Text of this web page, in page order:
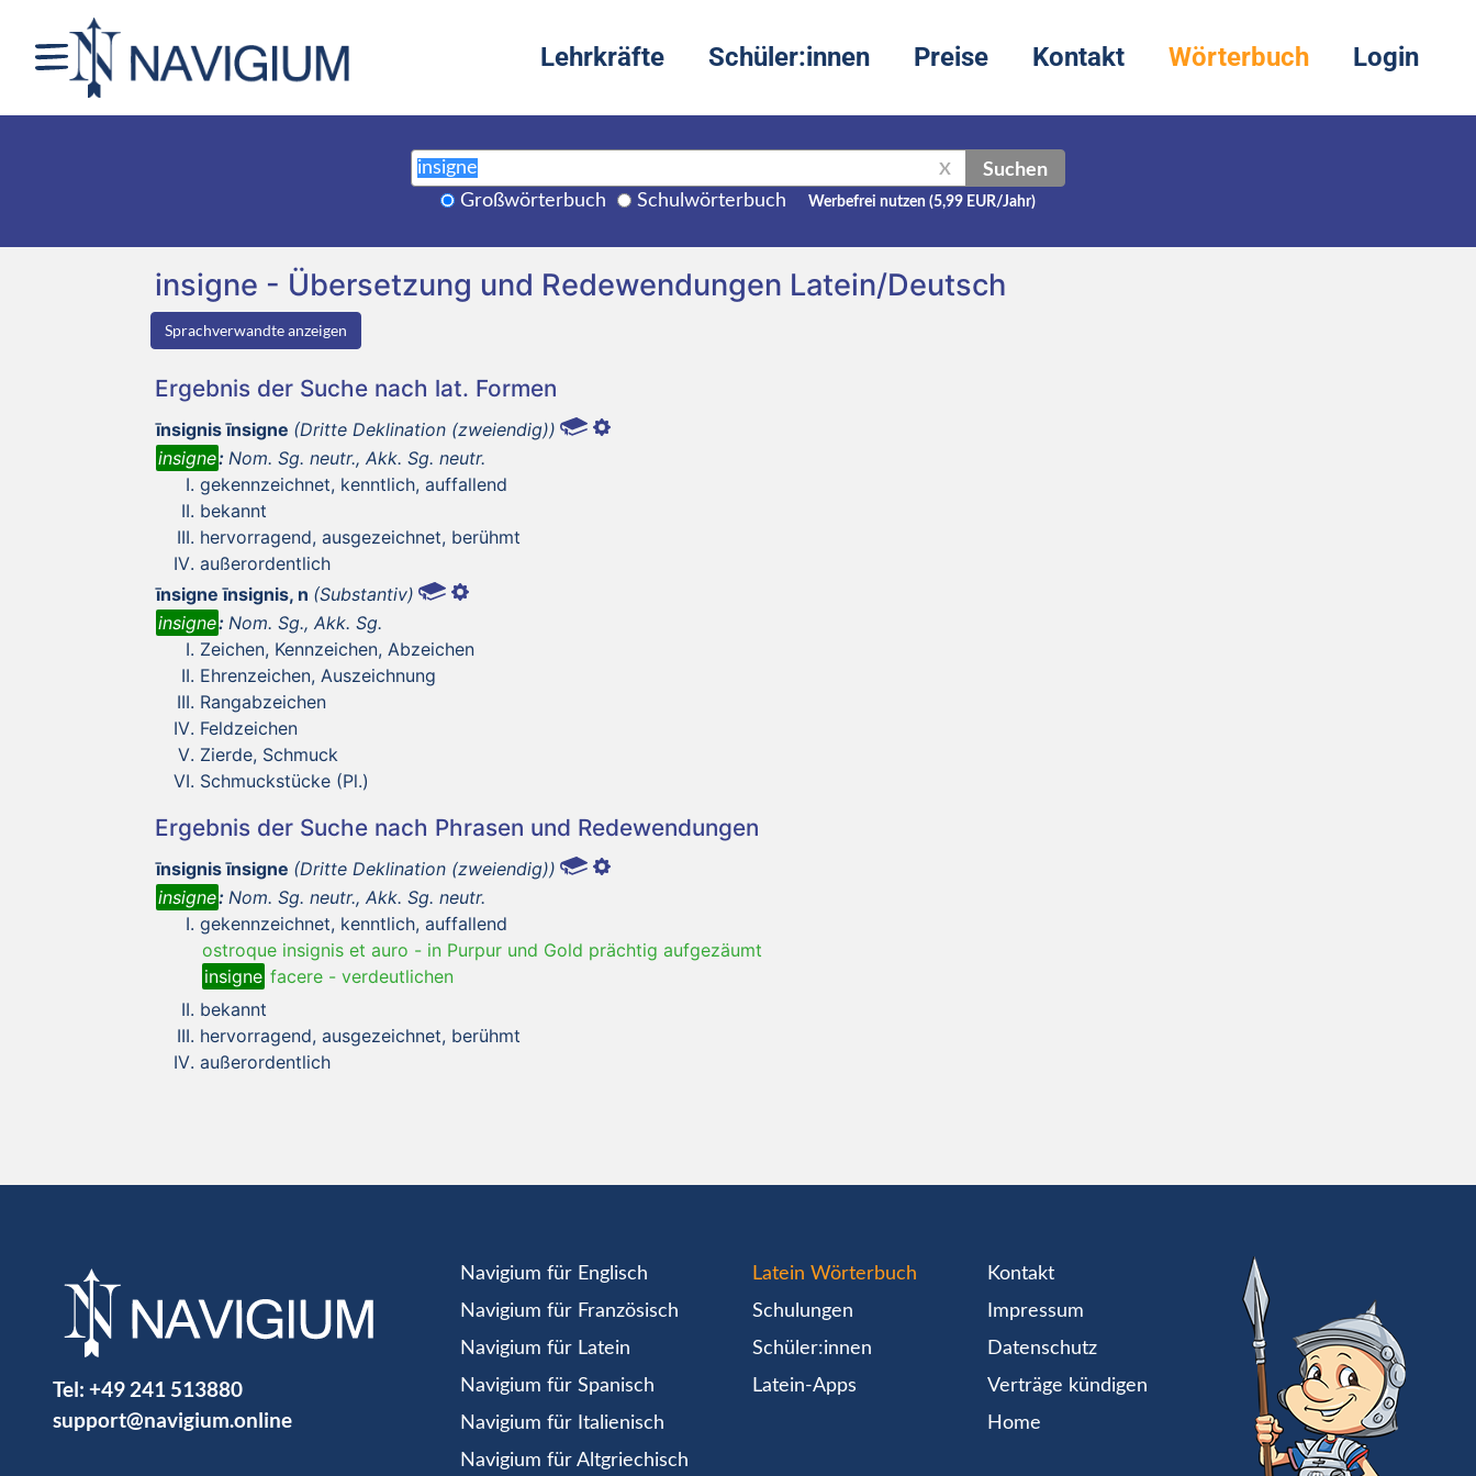
Lehrkräfte Schüler:innen Preise Kontakt Wörterbuch Login
X Suchen
Großwörterbuch Schulwörterbuch Werbefrei nutzen (5,99 EUR/Jahr)
insigne - Übersetzung und Redewendungen Latein/Deutsch
Sprachverwandte anzeigen
Ergebnis der Suche nach lat. Formen
īnsignis īnsigne (Dritte Deklination (zweiendig))
insigne: Nom. Sg. neutr., Akk. Sg. neutr.
gekennzeichnet, kenntlich, auffallend
bekannt
hervorragend, ausgezeichnet, berühmt
außerordentlich
īnsigne īnsignis, n (Substantiv)
insigne: Nom. Sg., Akk. Sg.
Zeichen, Kennzeichen, Abzeichen
Ehrenzeichen, Auszeichnung
Rangabzeichen
Feldzeichen
Zierde, Schmuck
Schmuckstücke (Pl.)
Ergebnis der Suche nach Phrasen und Redewendungen
īnsignis īnsigne (Dritte Deklination (zweiendig))
insigne: Nom. Sg. neutr., Akk. Sg. neutr.
gekennzeichnet, kenntlich, auffallend
ostroque insignis et auro - in Purpur und Gold prächtig aufgezäumt
insigne facere - verdeutlichen
bekannt
hervorragend, ausgezeichnet, berühmt
außerordentlich
Tel: +49 241 513880
support@navigium.online
Navigium für Englisch
Navigium für Französisch
Navigium für Latein
Navigium für Spanisch
Navigium für Italienisch
Navigium für Altgriechisch
Latein Wörterbuch
Schulungen
Schüler:innen
Latein-Apps
Kontakt
Impressum
Datenschutz
Verträge kündigen
Home